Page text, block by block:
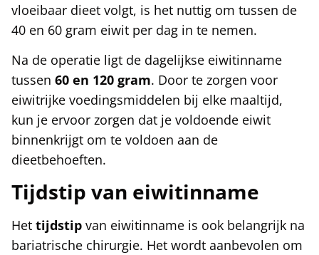
vloeibaar dieet volgt, is het nuttig om tussen de
40 en 60 gram eiwit per dag in te nemen.
Na de operatie ligt de dagelijkse eiwitinname
tussen 60 en 120 gram. Door te zorgen voor
eiwitrijke voedingsmiddelen bij elke maaltijd,
kun je ervoor zorgen dat je voldoende eiwit
binnenkrijgt om te voldoen aan de
dieetbehoeften.
Tijdstip van eiwitinname
Het tijdstip van eiwitinname is ook belangrijk na
bariatrische chirurgie. Het wordt aanbevolen om